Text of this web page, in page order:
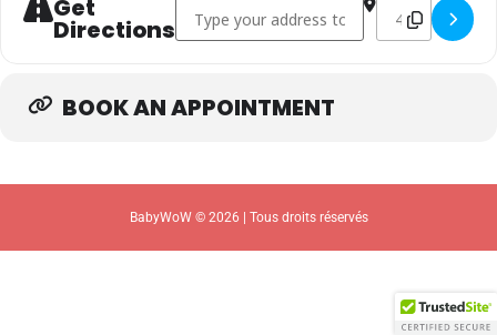
Get
Directions
BOOK AN APPOINTMENT
BabyWoW © 2026 | Tous droits réservés